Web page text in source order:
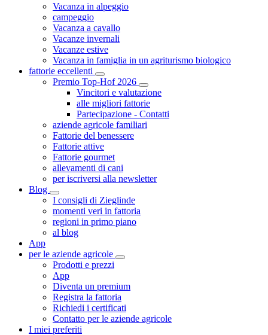
Vacanza in alpeggio
campeggio
Vacanza a cavallo
Vacanze invernali
Vacanze estive
Vacanza in famiglia in un agriturismo biologico
fattorie eccellenti
Premio Top-Hof 2026
Vincitori e valutazione
alle migliori fattorie
Partecipazione - Contatti
aziende agricole familiari
Fattorie del benessere
Fattorie attive
Fattorie gourmet
allevamenti di cani
per iscriversi alla newsletter
Blog
I consigli di Zieglinde
momenti veri in fattoria
regioni in primo piano
al blog
App
per le aziende agricole
Prodotti e prezzi
App
Diventa un premium
Registra la fattoria
Richiedi i certificati
Contatto per le aziende agricole
I miei preferiti